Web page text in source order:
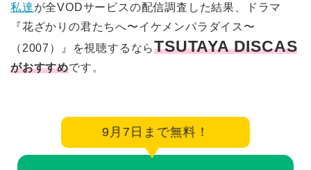
私達が全VODサービスの配信調査した結果、ドラマ
『花ざかりの君たちへ〜イケメンパラダイス〜
（2007）』を視聴するならTSUTAYA DISCAS
がおすすめです。
9月7日まで無料！